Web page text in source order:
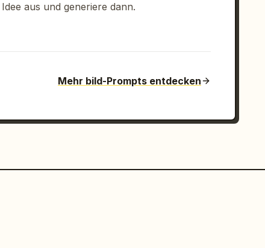
Idee aus und generiere dann.
Mehr bild-Prompts entdecken